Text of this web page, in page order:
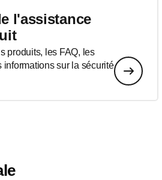
l'assistance
produits, les FAQ, les
informations sur la sécurité